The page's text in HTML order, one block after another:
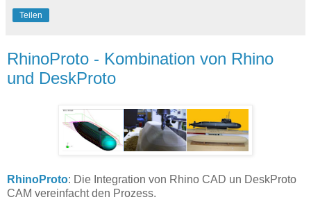
Teilen
RhinoProto - Kombination von Rhino
und DeskProto
RhinoProto: Die Integration von Rhino CAD un DeskProto
CAM vereinfacht den Prozess.